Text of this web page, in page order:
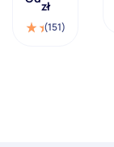
zł
(151)